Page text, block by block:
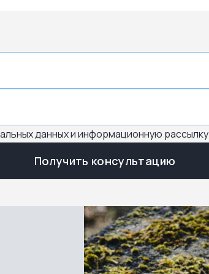
данных и информационную рассылку
Получить консультацию